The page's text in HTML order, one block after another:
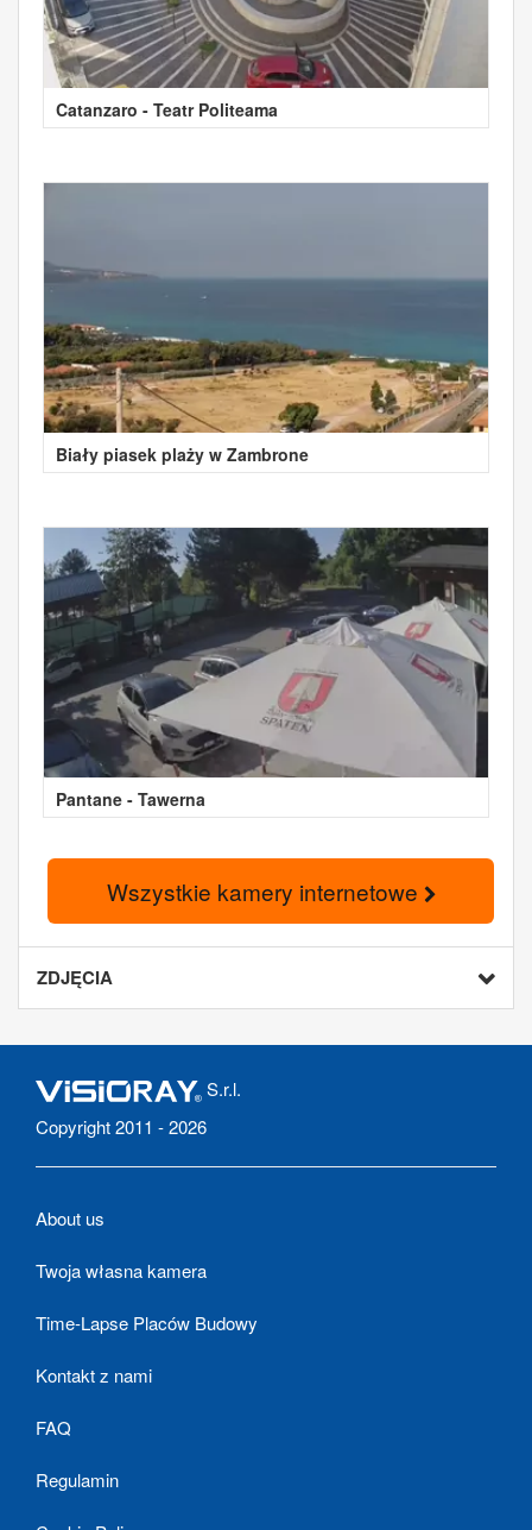
Catanzaro - Teatr Politeama
Biały piasek plaży w Zambrone
Pantane - Tawerna
Wszystkie kamery internetowe
ZDJĘCIA
S.r.l.
Copyright 2011 - 2026
About us
Twoja własna kamera
Time-Lapse Placów Budowy
Kontakt z nami
FAQ
Regulamin